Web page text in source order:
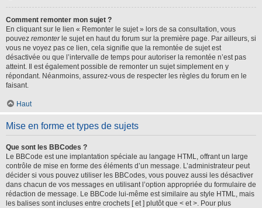
Comment remonter mon sujet ?
En cliquant sur le lien « Remonter le sujet » lors de sa consultation, vous
pouvez remonterle sujet en haut du forum sur la première page. Par ailleurs, si
vous ne voyez pas ce lien, cela signifie que la remontée de sujet est
désactivée ou que l’intervalle de temps pour autoriser la remontée n’est pas
atteint. Il est également possible de remonter un sujet simplement en y
répondant. Néanmoins, assurez-vous de respecter les règles du forum en le
faisant.
Haut
Mise en forme et types de sujets
Que sont les BBCodes ?
Le BBCode est une implantation spéciale au langage HTML, offrant un large
contrôle de mise en forme des éléments d’un message. L’administrateur peut
décider si vous pouvez utiliser les BBCodes, vous pouvez aussi les désactiver
dans chacun de vos messages en utilisant l’option appropriée du formulaire de
rédaction de message. Le BBCode lui-même est similaire au style HTML, mais
les balises sont incluses entre crochets [ et ] plutôt que < et >. Pour plus